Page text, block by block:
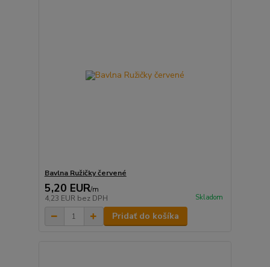
Bavlna Ružičky červené
5,20 EUR/m
4,23 EUR bez DPH Skladom
Pridať do košíka